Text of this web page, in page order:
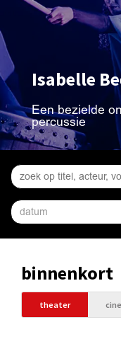
Isabelle
Een bezielde
percussie
binnenkort
theater